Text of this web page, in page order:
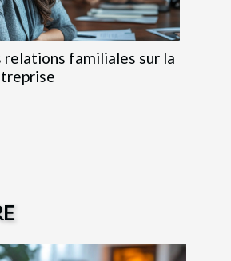
relations familiales sur la